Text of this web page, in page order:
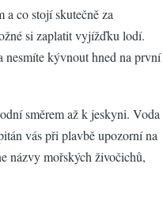
a co stojí skutečně za
si zaplatit vyjížďku lodí.
nesmíte kývnout hned na první
směrem až k jeskyni. Voda
vás při plavbě upozorní na
názvy mořských živočichů,